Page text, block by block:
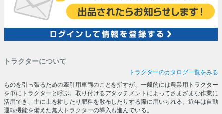
トラクターについて
トラクターのカタログ一覧をみる
ものを引っ張るための牽引用車両のことを指すが、一般的には農業用トラクター
を単にトラクターと呼ぶ。取り付けるアタッチメントによってさまざまな作業に
活用でき、主に土を耕したり肥料を散布したりする際に用いられる。近年は自動
運転機能を備えた無人トラクターの導入も進んでいる。